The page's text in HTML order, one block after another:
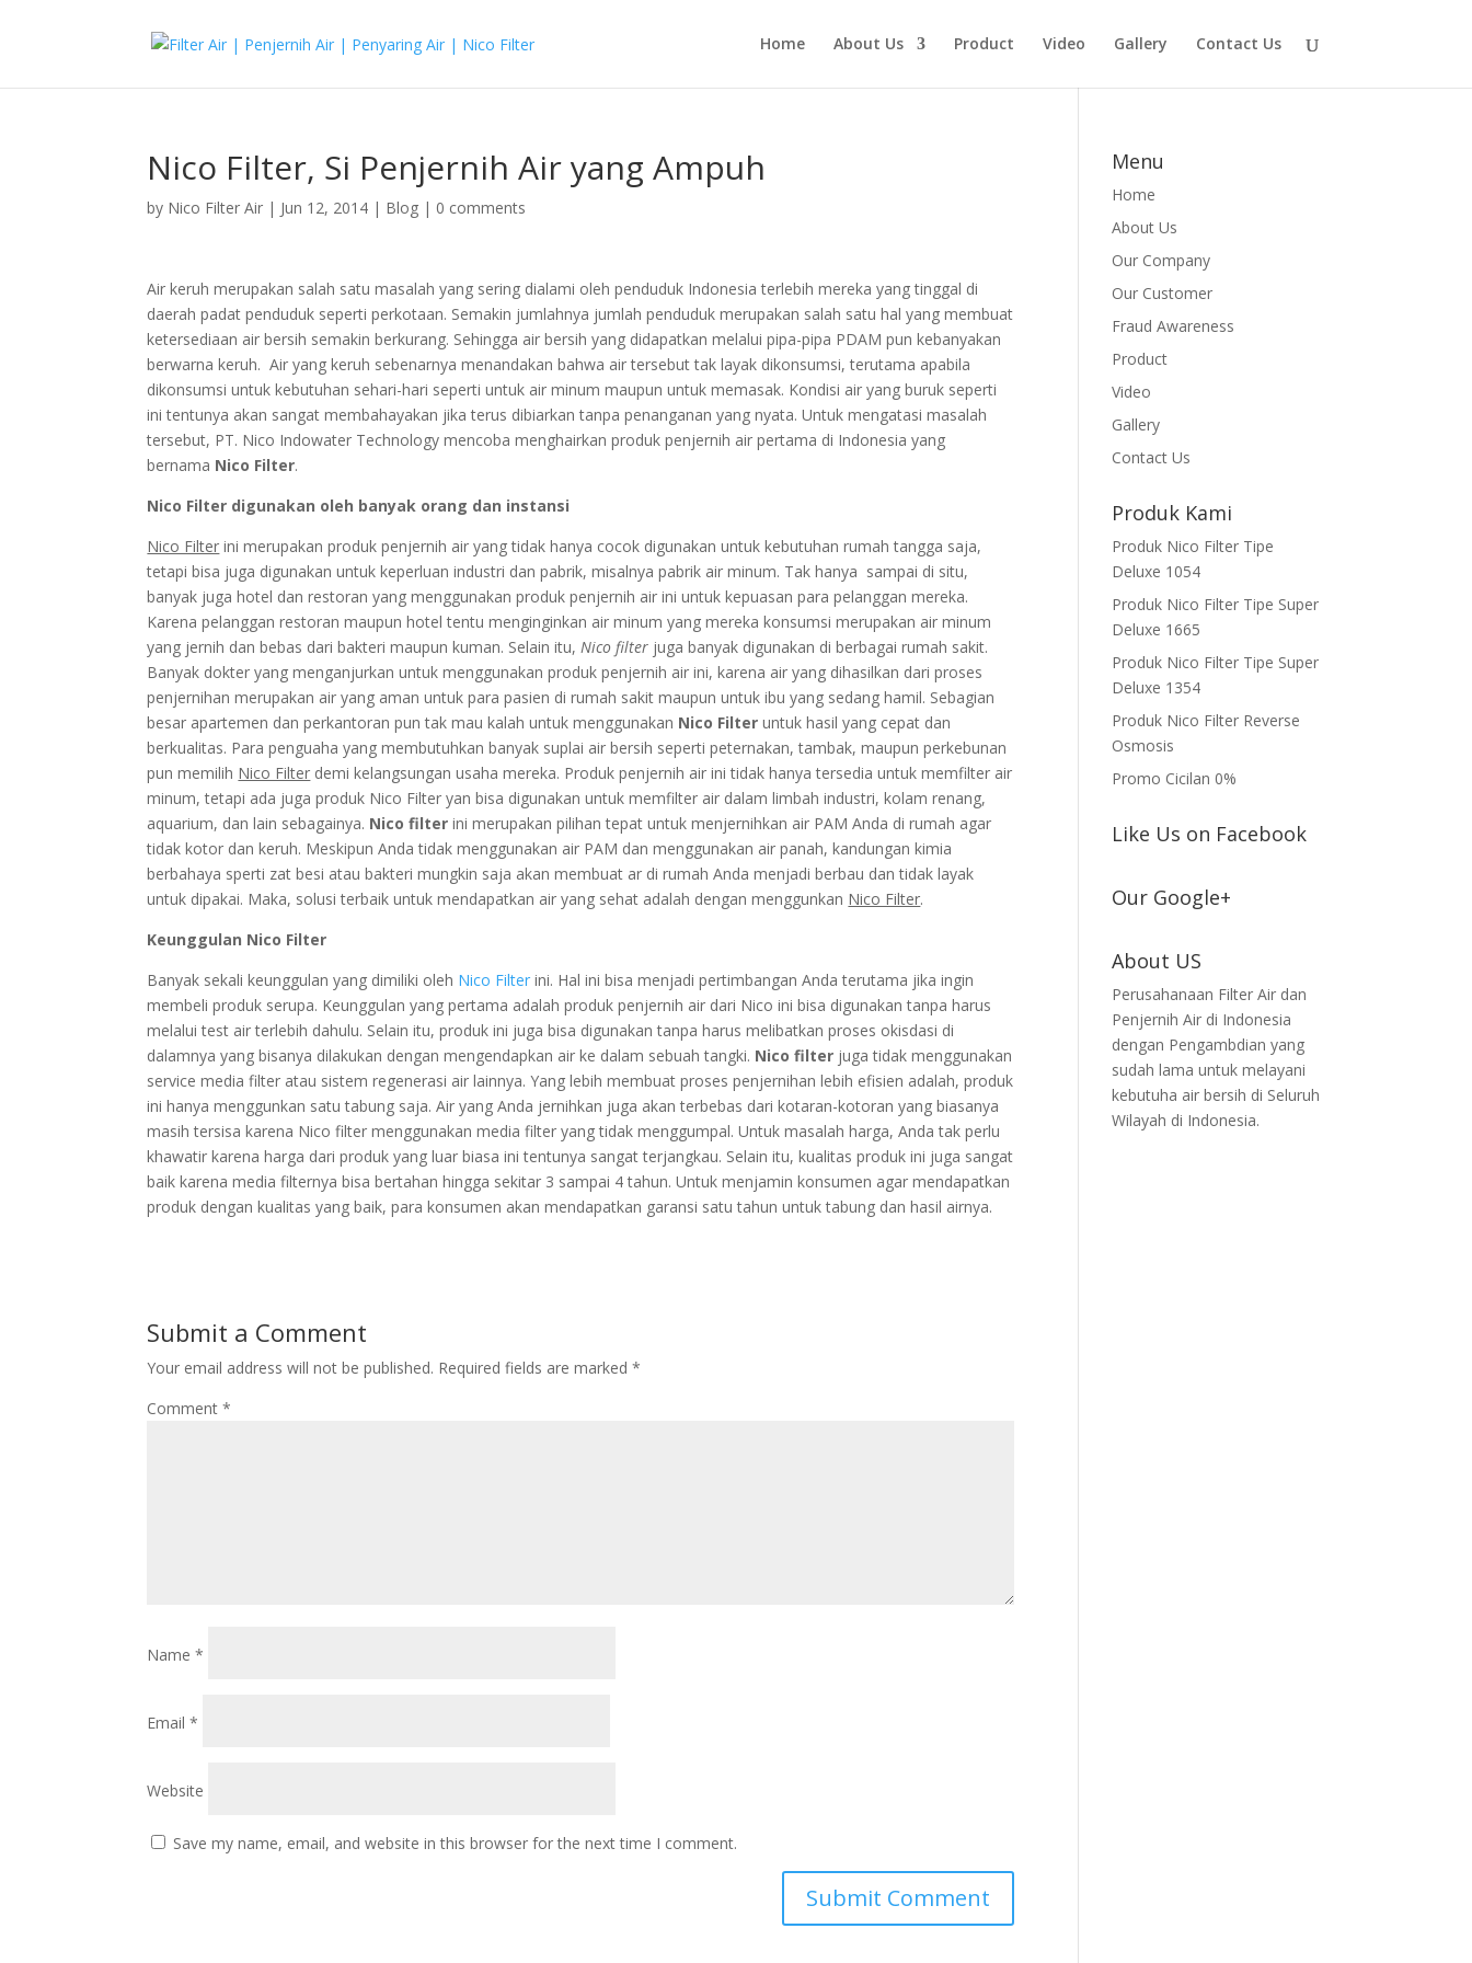
Home About Us Product Video Gallery Contact Us
Nico Filter, Si Penjernih Air yang Ampuh
by Nico Filter Air | Jun 12, 2014 | Blog | 0 comments
Air keruh merupakan salah satu masalah yang sering dialami oleh penduduk Indonesia terlebih mereka yang tinggal di
daerah padat penduduk seperti perkotaan. Semakin jumlahnya jumlah penduduk merupakan salah satu hal yang membuat
ketersediaan air bersih semakin berkurang. Sehingga air bersih yang didapatkan melalui pipa-pipa PDAM pun kebanyakan
berwarna keruh. Air yang keruh sebenarnya menandakan bahwa air tersebut tak layak dikonsumsi, terutama apabila
dikonsumsi untuk kebutuhan sehari-hari seperti untuk air minum maupun untuk memasak. Kondisi air yang buruk seperti
ini tentunya akan sangat membahayakan jika terus dibiarkan tanpa penanganan yang nyata. Untuk mengatasi masalah
tersebut, PT. Nico Indowater Technology mencoba menghairkan produk penjernih air pertama di Indonesia yang
bernama Nico Filter.
Nico Filter digunakan oleh banyak orang dan instansi
Nico Filter ini merupakan produk penjernih air yang tidak hanya cocok digunakan untuk kebutuhan rumah tangga saja,
tetapi bisa juga digunakan untuk keperluan industri dan pabrik, misalnya pabrik air minum. Tak hanya sampai di situ,
banyak juga hotel dan restoran yang menggunakan produk penjernih air ini untuk kepuasan para pelanggan mereka.
Karena pelanggan restoran maupun hotel tentu menginginkan air minum yang mereka konsumsi merupakan air minum
yang jernih dan bebas dari bakteri maupun kuman. Selain itu,Nico filter juga banyak digunakan di berbagai rumah sakit.
Banyak dokter yang menganjurkan untuk menggunakan produk penjernih air ini, karena air yang dihasilkan dari proses
penjernihan merupakan air yang aman untuk para pasien di rumah sakit maupun untuk ibu yang sedang hamil. Sebagian
besar apartemen dan perkantoran pun tak mau kalah untuk menggunakan Nico Filter untuk hasil yang cepat dan
berkualitas. Para penguaha yang membutuhkan banyak suplai air bersih seperti peternakan, tambak, maupun perkebunan
pun memilih Nico Filter demi kelangsungan usaha mereka. Produk penjernih air ini tidak hanya tersedia untuk memfilter air
minum, tetapi ada juga produk Nico Filter yan bisa digunakan untuk memfilter air dalam limbah industri, kolam renang,
aquarium, dan lain sebagainya. Nico filter ini merupakan pilihan tepat untuk menjernihkan air PAM Anda di rumah agar
tidak kotor dan keruh. Meskipun Anda tidak menggunakan air PAM dan menggunakan air panah, kandungan kimia
berbahaya sperti zat besi atau bakteri mungkin saja akan membuat ar di rumah Anda menjadi berbau dan tidak layak
untuk dipakai. Maka, solusi terbaik untuk mendapatkan air yang sehat adalah dengan menggunkan Nico Filter.
Keunggulan Nico Filter
Banyak sekali keunggulan yang dimiliki oleh Nico Filter ini. Hal ini bisa menjadi pertimbangan Anda terutama jika ingin
membeli produk serupa. Keunggulan yang pertama adalah produk penjernih air dari Nico ini bisa digunakan tanpa harus
melalui test air terlebih dahulu. Selain itu, produk ini juga bisa digunakan tanpa harus melibatkan proses okisdasi di
dalamnya yang bisanya dilakukan dengan mengendapkan air ke dalam sebuah tangki. Nico filter juga tidak menggunakan
service media filter atau sistem regenerasi air lainnya. Yang lebih membuat proses penjernihan lebih efisien adalah, produk
ini hanya menggunkan satu tabung saja. Air yang Anda jernihkan juga akan terbebas dari kotaran-kotoran yang biasanya
masih tersisa karena Nico filter menggunakan media filter yang tidak menggumpal. Untuk masalah harga, Anda tak perlu
khawatir karena harga dari produk yang luar biasa ini tentunya sangat terjangkau. Selain itu, kualitas produk ini juga sangat
baik karena media filternya bisa bertahan hingga sekitar 3 sampai 4 tahun. Untuk menjamin konsumen agar mendapatkan
produk dengan kualitas yang baik, para konsumen akan mendapatkan garansi satu tahun untuk tabung dan hasil airnya.
Submit a Comment
Your email address will not be published. Required fields are marked*
Comment*
Name*
Email*
Website
Save my name, email, and website in this browser for the next time I comment.
Menu
Home
About Us
Our Company
Our Customer
Fraud Awareness
Product
Video
Gallery
Contact Us
Produk Kami
Produk Nico Filter Tipe
Deluxe 1054
Produk Nico Filter Tipe Super
Deluxe 1665
Produk Nico Filter Tipe Super
Deluxe 1354
Produk Nico Filter Reverse
Osmosis
Promo Cicilan 0%
Like Us on Facebook
Our Google+
About US
Perusahanaan Filter Air dan
Penjernih Air di Indonesia
dengan Pengambdian yang
sudah lama untuk melayani
kebutuha air bersih di Seluruh
Wilayah di Indonesia.